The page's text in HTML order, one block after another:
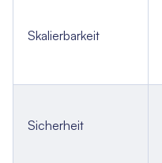
Skalierbarkeit
Sicherheit